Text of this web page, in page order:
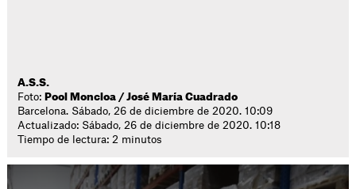
A.S.S.
Foto: Pool Moncloa / José María Cuadrado
Barcelona. Sábado, 26 de diciembre de 2020. 10:09
Actualizado: Sábado, 26 de diciembre de 2020. 10:18
Tiempo de lectura: 2 minutos